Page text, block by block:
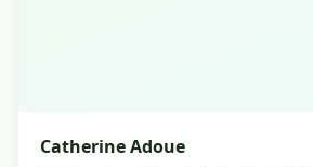
Catherine Adoue